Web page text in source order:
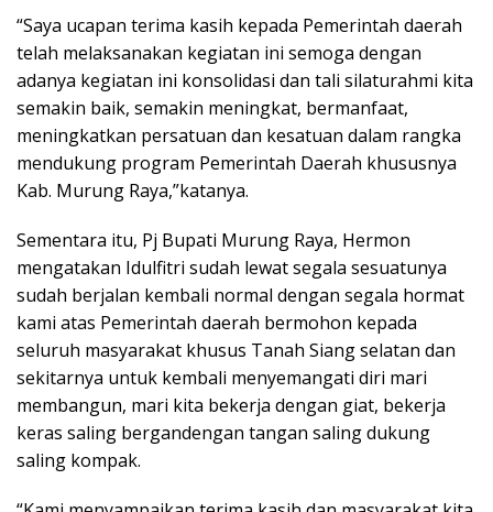
“Saya ucapan terima kasih kepada Pemerintah daerah
telah melaksanakan kegiatan ini semoga dengan
adanya kegiatan ini konsolidasi dan tali silaturahmi kita
semakin baik, semakin meningkat, bermanfaat,
meningkatkan persatuan dan kesatuan dalam rangka
mendukung program Pemerintah Daerah khususnya
Kab. Murung Raya,”katanya.
Sementara itu, Pj Bupati Murung Raya, Hermon
mengatakan Idulfitri sudah lewat segala sesuatunya
sudah berjalan kembali normal dengan segala hormat
kami atas Pemerintah daerah bermohon kepada
seluruh masyarakat khusus Tanah Siang selatan dan
sekitarnya untuk kembali menyemangati diri mari
membangun, mari kita bekerja dengan giat, bekerja
keras saling bergandengan tangan saling dukung
saling kompak.